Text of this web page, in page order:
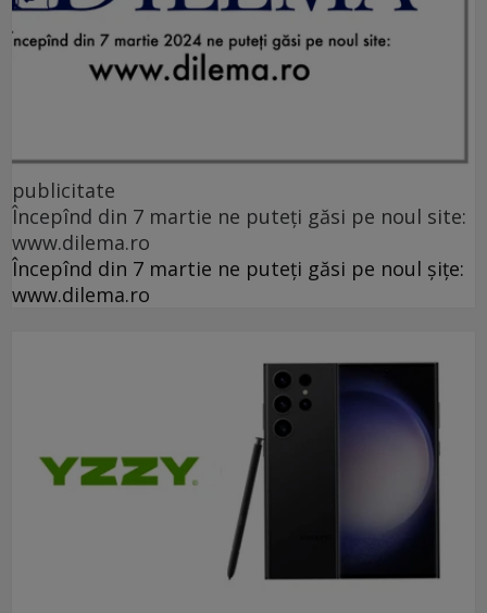
publicitate
Începînd din 7 martie ne puteți găsi pe noul site:
www.dilema.ro
Începînd din 7 martie ne puteți găsi pe noul șițe:
www.dilema.ro